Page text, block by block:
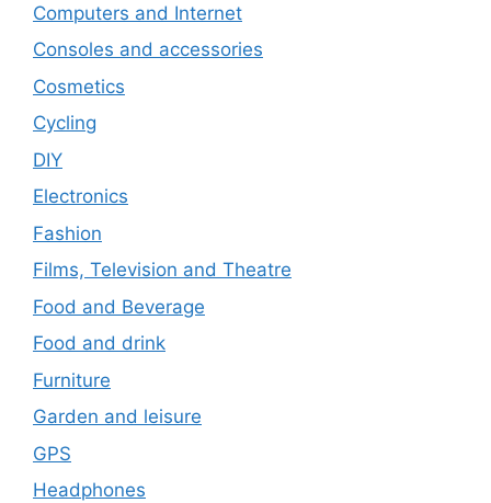
Computers and Internet
Consoles and accessories
Cosmetics
Cycling
DIY
Electronics
Fashion
Films, Television and Theatre
Food and Beverage
Food and drink
Furniture
Garden and leisure
GPS
Headphones